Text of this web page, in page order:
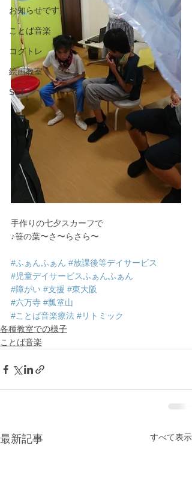
お知らせです。
ことば音楽
コグトレ
絵画教室
SST
手作りの七夕スカーフで
♪笹の葉〜さ〜らさら〜
#ふぁんふぁん #放課後等デイサービス
#児童デイサービスふぁんふぁん
#障がい #支援 #東大阪
#六万寺 #瓢箪山
#ことば音楽療法 #リトミック
各種教室での様子
ことば音楽
最新記事 すべて表示